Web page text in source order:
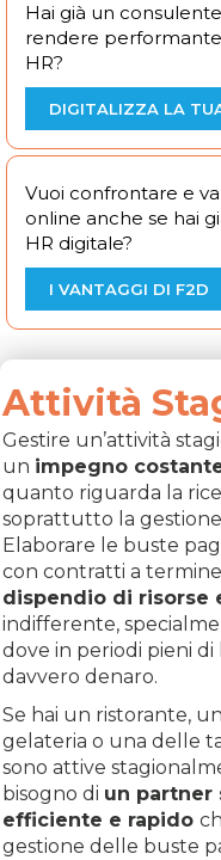
Hai già un
rendere
HR?
DIGITALIZZA LA
Vuoi confrontare e
online anche se hai
HR digitale?
I VANTAGGI DI F2D
Attività
Gestire un’attività
un impegno
quanto riguarda la
soprattutto la
Elaborare le buste
con contratti a
dispendio di risorse
indifferente,
dove in periodi pieni
davvero denaro.
Se hai un ristorante,
gelateria o una delle
sono attive
bisogno di un partner
efficiente e rapido
gestione delle buste